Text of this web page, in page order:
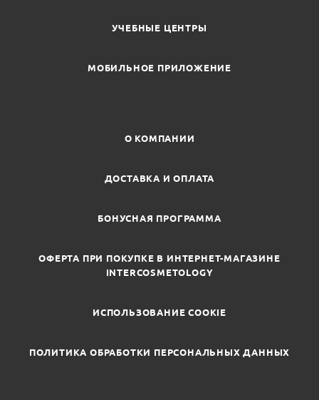
УЧЕБНЫЕ ЦЕНТРЫ
МОБИЛЬНОЕ ПРИЛОЖЕНИЕ
О КОМПАНИИ
ДОСТАВКА И ОПЛАТА
БОНУСНАЯ ПРОГРАММА
ОФЕРТА ПРИ ПОКУПКЕ В ИНТЕРНЕТ-МАГАЗИНЕ
INTERCOSMETOLOGY
ИСПОЛЬЗОВАНИЕ COOKIE
ПОЛИТИКА ОБРАБОТКИ ПЕРСОНАЛЬНЫХ ДАННЫХ